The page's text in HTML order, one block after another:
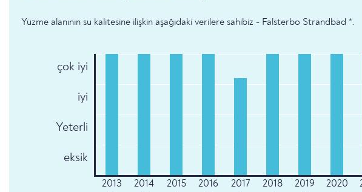
Yüzme alanının su kalitesine ilişkin aşağıdaki verilere sahibiz - Falsterbo Strandbad *.
çok iyi
iyi
Yeterli
eksik